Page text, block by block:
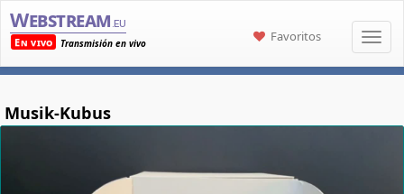
Webstream .eu
En vivo
Transmisión en vivo Favoritos
Musik-Kubus